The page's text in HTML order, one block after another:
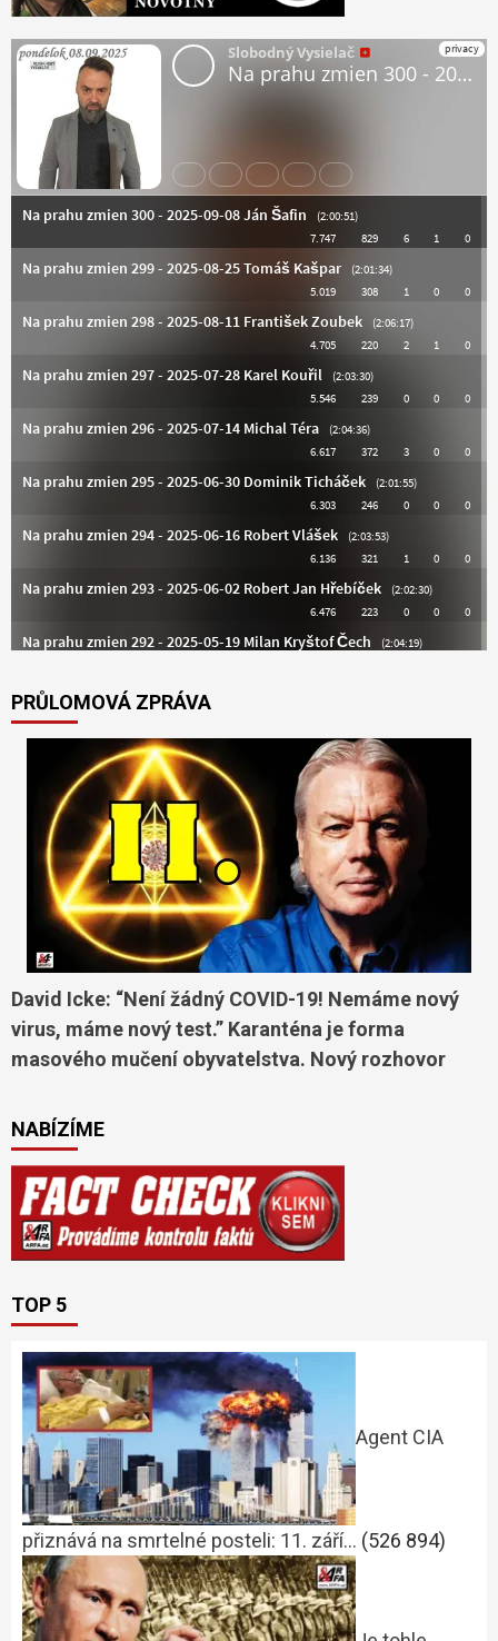
PRŮLOMOVÁ ZPRÁVA
David Icke: “Není žádný COVID-19! Nemáme nový
virus, máme nový test.” Karanténa je forma
masového mučení obyvatelstva. Nový rozhovor
NABÍZÍME
TOP 5
Agent CIA
přiznává na smrtelné posteli: 11. září… (526 894)